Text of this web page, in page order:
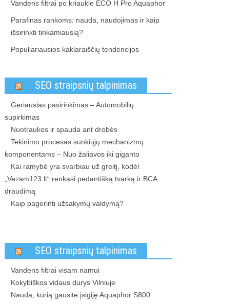
Vandens filtrai po kriaukle ECO H Pro Aquaphor
Parafinas rankoms: nauda, naudojimas ir kaip
išsirinkti tinkamiausią?
Populiariausios kaklaraiščių tendencijos
SEO straipsnių talpinimas
Geriausias pasirinkimas – Automobilių
supirkimas
Nuotraukos ir spauda ant drobės
Tekinimo procesas sunkiųjų mechanizmų
komponentams – Nuo žaliavos iki giganto
Kai ramybė yra svarbiau už greitį, kodėl
„Vezam123.lt“ renkasi pedantišką tvarką ir BCA
draudimą
Kaip pagerinti užsakymų valdymą?
SEO straipsnių talpinimas
Vandens filtrai visam namui
Kokybiškos vidaus durys Vilniuje
Nauda, kurią gausite įsigiję Aquaphor S800